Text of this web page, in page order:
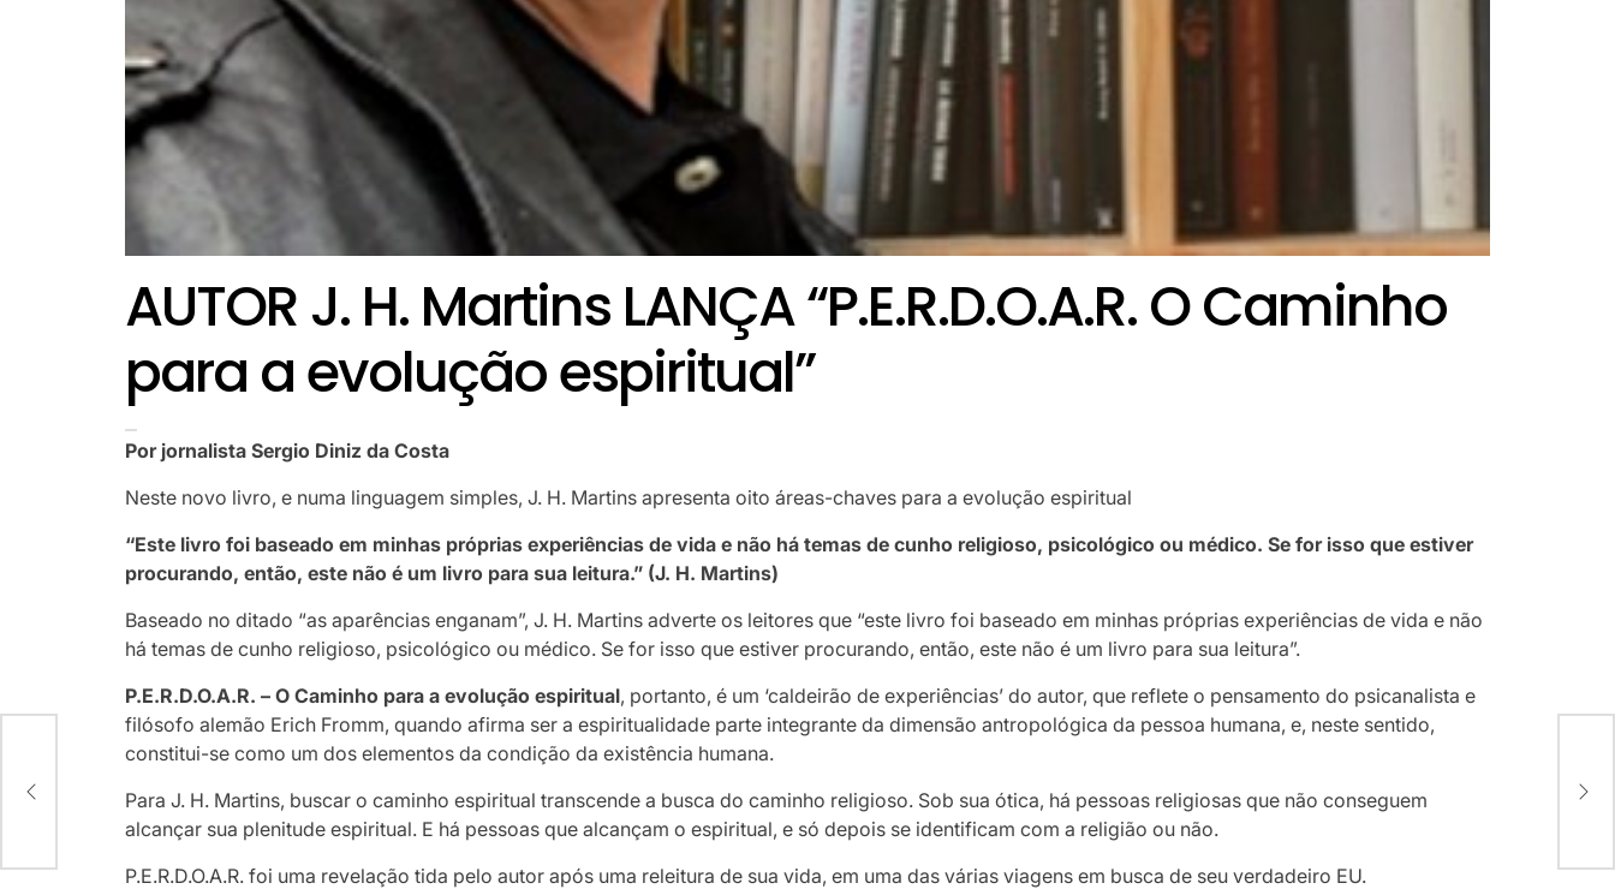
AUTOR J. H. Martins LANÇA “P.E.R.D.O.A.R. O Caminho
para a evolução espiritual”
Por jornalista Sergio Diniz da Costa
Neste novo livro, e numa linguagem simples, J. H. Martins apresenta oito áreas-chaves para a evolução espiritual
“Este livro foi baseado em minhas próprias experiências de vida e não há temas de cunho religioso, psicológico ou médico. Se for isso que estiver
procurando, então, este não é um livro para sua leitura.” (J. H. Martins)
Baseado no ditado “as aparências enganam”, J. H. Martins adverte os leitores que “este livro foi baseado em minhas próprias experiências de vida e não
há temas de cunho religioso, psicológico ou médico. Se for isso que estiver procurando, então, este não é um livro para sua leitura”.
P.E.R.D.O.A.R. – O Caminho para a evolução espiritual, portanto, é um ‘caldeirão de experiências’ do autor, que reflete o pensamento do psicanalista e
filósofo alemão Erich Fromm, quando afirma ser a espiritualidade parte integrante da dimensão antropológica da pessoa humana, e, neste sentido,
constitui-se como um dos elementos da condição da existência humana.
Para J. H. Martins, buscar o caminho espiritual transcende a busca do caminho religioso. Sob sua ótica, há pessoas religiosas que não conseguem
alcançar sua plenitude espiritual. E há pessoas que alcançam o espiritual, e só depois se identificam com a religião ou não.
P.E.R.D.O.A.R. foi uma revelação tida pelo autor após uma releitura de sua vida, em uma das várias viagens em busca de seu verdadeiro EU.